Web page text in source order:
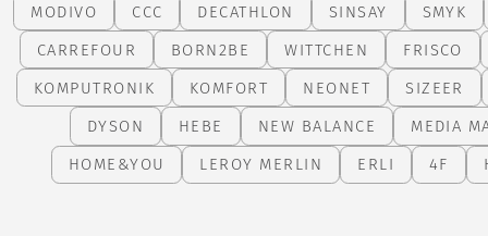
MODIVO
CCC DECATHLON SINSAY
SMYK
CARREFOUR
BORN2BE WITTCHEN
FRISCO
KOMPUTRONIK
KOMFORT NEONET
SIZEER
DYSON
HEBE NEW BALANCE
MEDIA
HOME&YOU
LEROY MERLIN ERLI 4F